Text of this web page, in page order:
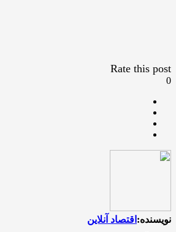
Rate this post
0
نویسنده: اقتصاد آنلاین